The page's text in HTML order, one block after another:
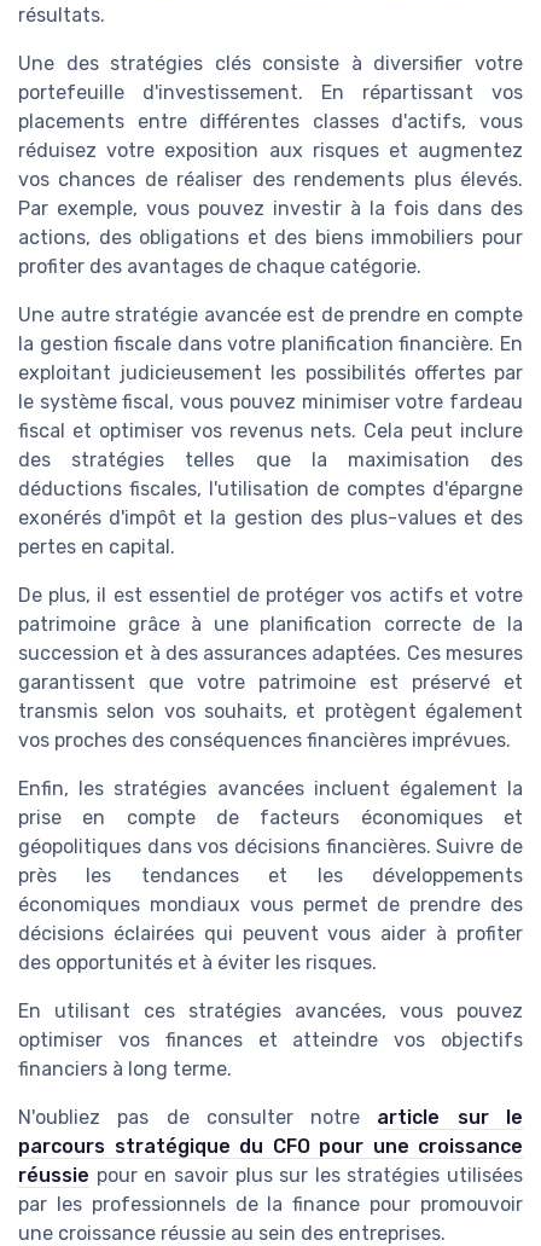
résultats.
Une des stratégies clés consiste à diversifier votre
portefeuille d'investissement. En répartissant vos
placements entre différentes classes d'actifs, vous
réduisez votre exposition aux risques et augmentez
vos chances de réaliser des rendements plus élevés.
Par exemple, vous pouvez investir à la fois dans des
actions, des obligations et des biens immobiliers pour
profiter des avantages de chaque catégorie.
Une autre stratégie avancée est de prendre en compte
la gestion fiscale dans votre planification financière. En
exploitant judicieusement les possibilités offertes par
le système fiscal, vous pouvez minimiser votre fardeau
fiscal et optimiser vos revenus nets. Cela peut inclure
des stratégies telles que la maximisation des
déductions fiscales, l'utilisation de comptes d'épargne
exonérés d'impôt et la gestion des plus-values et des
pertes en capital.
De plus, il est essentiel de protéger vos actifs et votre
patrimoine grâce à une planification correcte de la
succession et à des assurances adaptées. Ces mesures
garantissent que votre patrimoine est préservé et
transmis selon vos souhaits, et protègent également
vos proches des conséquences financières imprévues.
Enfin, les stratégies avancées incluent également la
prise en compte de facteurs économiques et
géopolitiques dans vos décisions financières. Suivre de
près les tendances et les développements
économiques mondiaux vous permet de prendre des
décisions éclairées qui peuvent vous aider à profiter
des opportunités et à éviter les risques.
En utilisant ces stratégies avancées, vous pouvez
optimiser vos finances et atteindre vos objectifs
financiers à long terme.
N'oubliez pas de consulter notre article sur le
parcours stratégique du CFO pour une croissance
réussie pour en savoir plus sur les stratégies utilisées
par les professionnels de la finance pour promouvoir
une croissance réussie au sein des entreprises.